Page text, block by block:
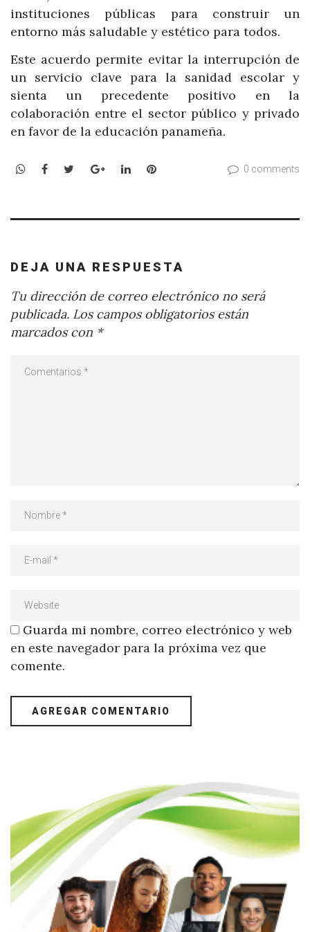
instituciones públicas para construir un
entorno más saludable y estético para todos.
Este acuerdo permite evitar la interrupción de
un servicio clave para la sanidad escolar y
sienta un precedente positivo en la
colaboración entre el sector público y privado
en favor de la educación panameña.
WhatsApp
Facebook
TwitterGoogle+LinkedInPinterest 0 comments
DEJA UNA RESPUESTA
Tu dirección de correo electrónico no será
publicada. Los campos obligatorios están
marcados con *
Guarda mi nombre, correo electrónico y web
en este navegador para la próxima vez que
comente.